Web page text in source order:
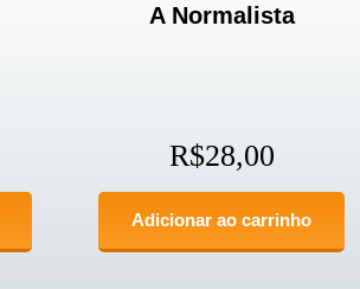
A Normalista
R$28,00
Adicionar ao carrinho